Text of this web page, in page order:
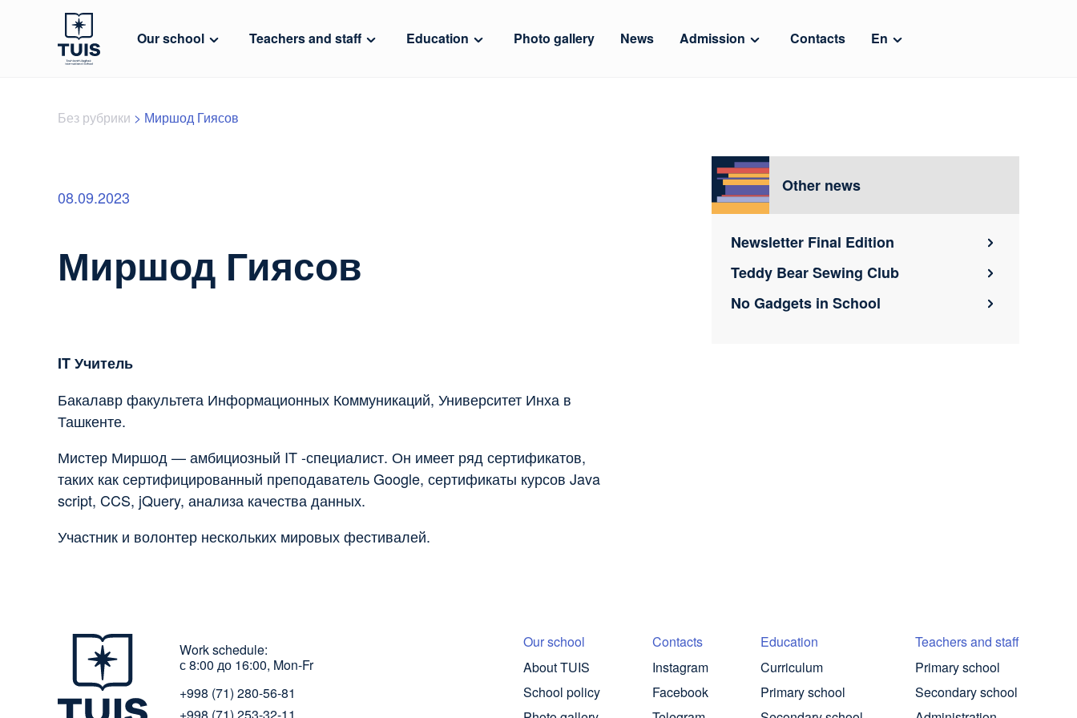
Our school Teachers and staff Education Photo gallery News Admission Contacts En
Без рубрики > Миршод Гиясов
08.09.2023
Миршод Гиясов
ITУчитель
Бакалавр факультета Информационных Коммуникаций, Университет Инха в
Ташкенте.
Мистер Миршод — амбициозный IT -специалист. Он имеет ряд сертификатов,
таких как сертифицированный преподаватель Google, сертификаты курсов Java
script, CCS, jQuery, анализа качества данных.
Участник и волонтер нескольких мировых фестивалей.
Other news
Newsletter Final Edition
Teddy Bear Sewing Club
No Gadgets in School
Work schedule:
с 8:00 до 16:00, Mon-Fr
+998 (71) 280-56-81
Our school
About TUIS
School policy
Contacts
Instagram
Facebook
Education
Curriculum
Primary school
Teachers and staff
Primary school
Secondary school